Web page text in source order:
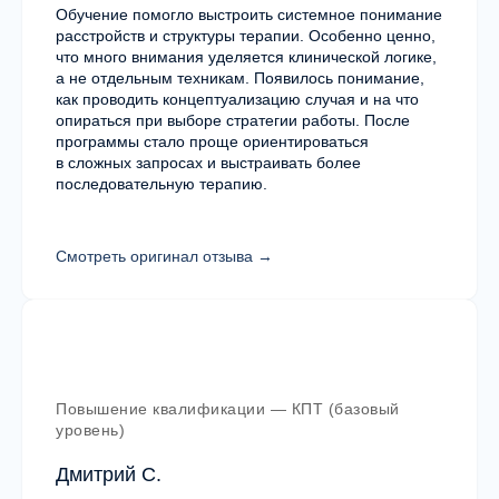
Обучение помогло выстроить системное понимание
расстройств и структуры терапии. Особенно ценно,
что много внимания уделяется клинической логике,
а не отдельным техникам. Появилось понимание,
как проводить концептуализацию случая и на что
опираться при выборе стратегии работы. После
программы стало проще ориентироваться
в сложных запросах и выстраивать более
последовательную терапию.
Смотреть оригинал отзыва →
Повышение квалификации — КПТ (базовый
уровень)
Дмитрий С.
общение и развитие внутри
Профессиональное сообщество
Работа специалистов обсуждается
с преподавателями и супервизорами для
развития практики.